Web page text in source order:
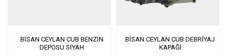
BİSAN CEYLAN CUB BENZİN
DEPOSU SİYAH
BİSAN CEYLAN CUB DEBRİYAJ
KAPAĞI